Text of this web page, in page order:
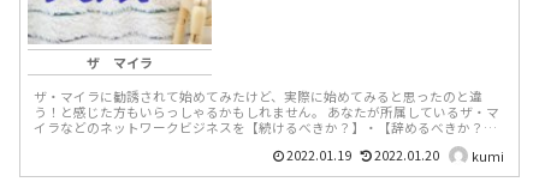
ザ マイラ
ザ・マイラに勧誘されて始めてみたけど、実際に始めてみると思ったのと違
う！と感じた方もいらっしゃるかもしれません。 あなたが所属しているザ・マ
イラなどのネットワークビジネスを【続けるべきか？】・【辞めるべきか？】
2022.01.19 2022.01.20 kumi